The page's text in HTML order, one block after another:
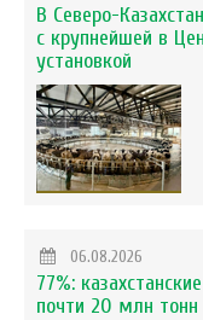
В Северо-
с крупнейшей в
установкой
06.08.2026
77%:
почти 20 млн